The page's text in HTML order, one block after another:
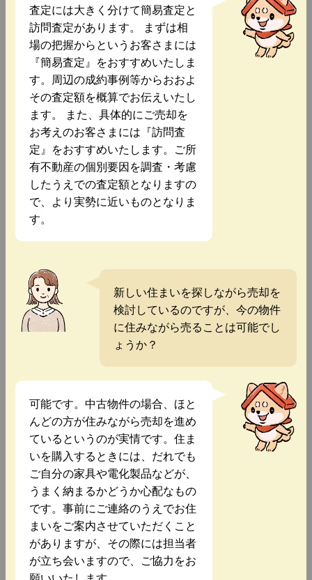
査定には大きく分けて簡易査定と
訪問査定があります。 まずは相
場の把握からというお客さまには
『簡易査定』をおすすめいたしま
す。周辺の成約事例等からおおよ
その査定額を概算でお伝えいたし
ます。 また、具体的にご売却を
お考えのお客さまには『訪問査
定』をおすすめいたします。ご所
有不動産の個別要因を調査・考慮
したうえでの査定額となりますの
で、より実勢に近いものとなりま
す。
新しい住まいを探しながら売却を
検討しているのですが、今の物件
に住みながら売ることは可能でし
ょうか？
可能です。中古物件の場合、ほと
んどの方が住みながら売却を進め
ているというのが実情です。住ま
いを購入するときには、だれでも
ご自分の家具や電化製品などが、
うまく納まるかどうか心配なもの
です。事前にご連絡のうえでお住
まいをご案内させていただくこと
がありますが、その際には担当者
が立ち会いますので、ご協力をお